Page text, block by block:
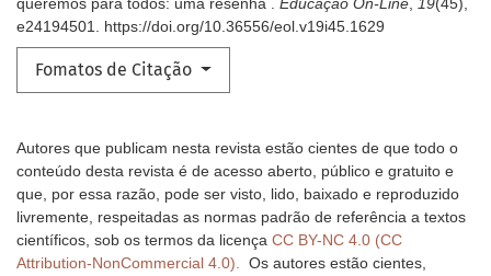
queremos para todos: uma resenha . Educação On-Line, 19(45),
e24194501. https://doi.org/10.36556/eol.v19i45.1629
Fomatos de Citação
Autores que publicam nesta revista estão cientes de que todo o
conteúdo desta revista é de acesso aberto, público e gratuito e
que, por essa razão, pode ser visto, lido, baixado e reproduzido
livremente, respeitadas as normas padrão de referência a textos
científicos, sob os termos da licença CC BY-NC 4.0 (CC
Attribution-NonCommercial 4.0). Os autores estão cientes,